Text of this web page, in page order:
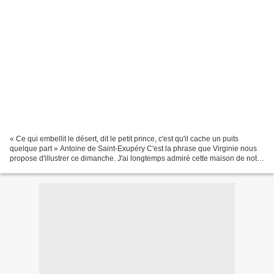
« Ce qui embellit le désert, dit le petit prince, c'est qu'il cache un puits
quelque part » Antoine de Saint-Exupéry C'est la phrase que Virginie nous
propose d'illustrer ce dimanche. J'ai longtemps admiré cette maison de notre